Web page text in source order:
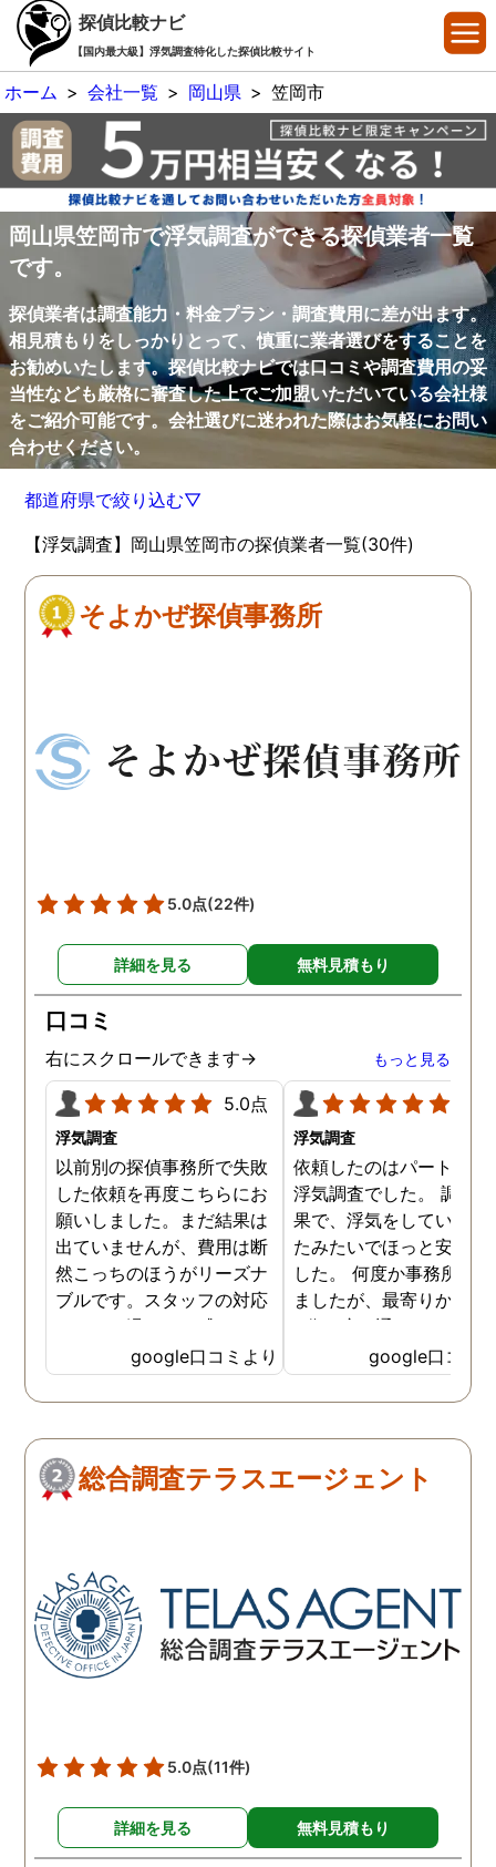
探偵比較ナビ
【国内最大級】浮気調査特化した探偵比較サイト
ホーム > 会社一覧 > 岡山県 > 笠岡市
岡山県笠岡市で浮気調査ができる探偵業者一覧
です。
探偵業者は調査能力・料金プラン・調査費用に差が出ます。
相見積もりをしっかりとって、慎重に業者選びをすることを
お勧めいたします。探偵比較ナビでは口コミや調査費用の妥
当性なども厳格に審査した上でご加盟いただいている会社様
をご紹介可能です。会社選びに迷われた際はお気軽にお問い
合わせください。
都道府県で絞り込む▽
【浮気調査】岡山県笠岡市の探偵業者一覧(30件)
そよかぜ探偵事務所
5.0点(22件)
詳細を見る 無料見積もり
口コミ
右にスクロールできます→ もっと見る
5.0点
浮気調査
以前別の探偵事務所で失敗
した依頼を再度こちらにお
願いしました。まだ結果は
出ていませんが、費用は断
然こっちのほうがリーズナ
ブルです。スタッフの対応
なんかも温かみを感じま
す。はじめからこちらにす
ればよかったです😢 …
google口コミより
浮気調査
依頼したのはパートナー
浮気調査でした。 調査
果で、浮気をしていなか
たみたいでほっと安心し
した。 何度か事務所に
ましたが、最寄りから徒
3分程度で通いやすかっ
google口コミ
総合調査テラスエージェント
5.0点(11件)
詳細を見る 無料見積もり